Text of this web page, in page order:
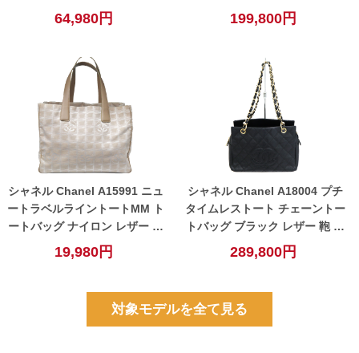
ラウン【中古】
64,980円 199,800円
シャネル Chanel A15991 ニュ
ートラベルライントートMM ト
ートバッグ ナイロン レザー ピ
ンクベージュ系【中古】
19,980円
シャネル Chanel A18004 プチ
タイムレストート チェーントー
トバッグ ブラック レザー 鞄 金
具ゴールド【中古】
289,800円
対象モデルを全て見る